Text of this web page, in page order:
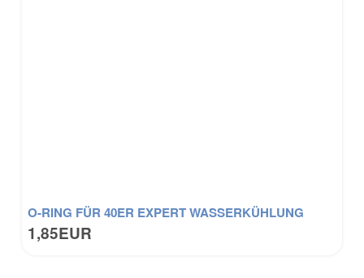
O-RING FÜR 40ER EXPERT WASSERKÜHLUNG
1,85EUR